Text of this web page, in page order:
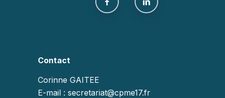
Contact
Corinne GAITEE
E-mail : secretariat@cpme17.fr